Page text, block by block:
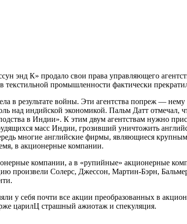
энд К» продало свои права управляющего
промышленности фактически
в результате войны. Эти агентства попреж — нему
над индийской экономикой. Пальм Датт
в Индии». К этим двум агентствам нужно
масс Индии, грозивший уничтожить
многие английские фирмы, являющиеся
в акционерные компании.
компании, а в «рупийные» акционерные
произвели Солерс, Джессон, Мартин-Бэрн,
у себя почти все акции преобразованных в
царилЦ страшный ажиотаж и спекуляция.